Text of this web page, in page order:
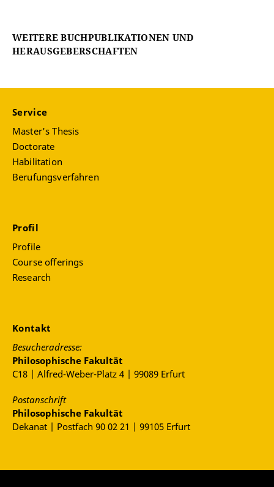
WEITERE BUCHPUBLIKATIONEN UND
HERAUSGEBERSCHAFTEN
Service
Master's Thesis
Doctorate
Habilitation
Berufungsverfahren
Profil
Profile
Course offerings
Research
Kontakt
Besucheradresse:
Philosophische Fakultät
C18 | Alfred-Weber-Platz 4 | 99089 Erfurt
Postanschrift
Philosophische Fakultät
Dekanat | Postfach 90 02 21 | 99105 Erfurt